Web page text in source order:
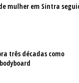
mulher em Sintra
três décadas como